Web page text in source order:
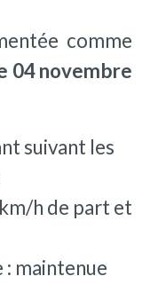
comme
04 novembre
suivant les
h de part et
maintenue